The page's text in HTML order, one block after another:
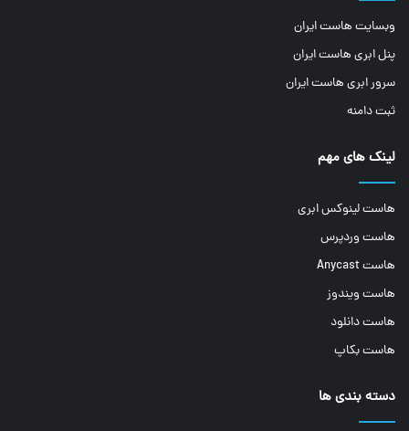
وبسایت هاست ایران
پنل ابری هاست ایران
سرور ابری هاست ایران
ثبت دامنه
لینک های مهم
هاست لینوکس ابری
هاست وردپرس
هاست Anycast
هاست ویندوز
هاست دانلود
هاست بکاپ
دسته بندی ها